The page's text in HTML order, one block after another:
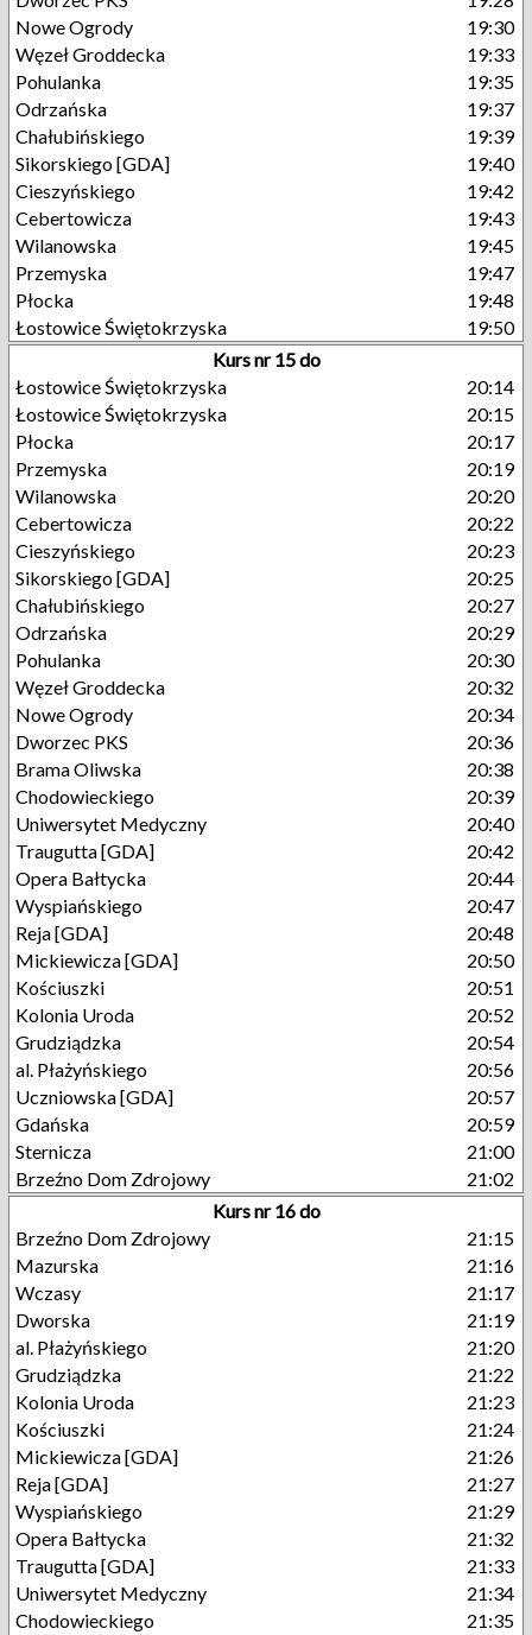
Nowe Ogrody
19:30
Węzeł Groddecka
19:33
Pohulanka
19:35
Odrzańska
19:37
Chałubińskiego
19:39
Sikorskiego [GDA]
19:40
Cieszyńskiego
19:42
Cebertowicza
19:43
Wilanowska
19:45
Przemyska
19:47
Płocka
19:48
Łostowice Świętokrzyska
19:50
Kurs nr 15 do
Łostowice Świętokrzyska
20:14
Łostowice Świętokrzyska
20:15
Płocka
20:17
Przemyska
20:19
Wilanowska
20:20
Cebertowicza
20:22
Cieszyńskiego
20:23
Sikorskiego [GDA]
20:25
Chałubińskiego
20:27
Odrzańska
20:29
Pohulanka
20:30
Węzeł Groddecka
20:32
Nowe Ogrody
20:34
Dworzec PKS
20:36
Brama Oliwska
20:38
Chodowieckiego
20:39
Uniwersytet Medyczny
20:40
Traugutta [GDA]
20:42
Opera Bałtycka
20:44
Wyspiańskiego
20:47
Reja [GDA]
20:48
Mickiewicza [GDA]
20:50
Kościuszki
20:51
Kolonia Uroda
20:52
Grudziądzka
20:54
al. Płażyńskiego
20:56
Uczniowska [GDA]
20:57
Gdańska
20:59
Sternicza
21:00
Brzeźno Dom Zdrojowy
21:02
Kurs nr 16 do
Brzeźno Dom Zdrojowy
21:15
Mazurska
21:16
Wczasy
21:17
Dworska
21:19
al. Płażyńskiego
21:20
Grudziądzka
21:22
Kolonia Uroda
21:23
Kościuszki
21:24
Mickiewicza [GDA]
21:26
Reja [GDA]
21:27
Wyspiańskiego
21:29
Opera Bałtycka
21:32
Traugutta [GDA]
21:33
Uniwersytet Medyczny
21:34
Chodowieckiego
21:35